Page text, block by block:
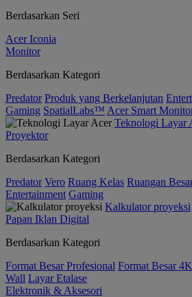
Berdasarkan Seri
Acer Iconia
Monitor
Berdasarkan Kategori
Predator Produk yang Berkelanjutan
Gaming SpatialLabs™ Acer Smart
Teknologi Layar
Proyektor
Berdasarkan Kategori
Predator Vero Ruang Kelas Ruangan
Entertainment Gaming
Kalkulator proyeksi
Papan Iklan Digital
Berdasarkan Kategori
Format Besar Profesional Format Besar 4K
Wall Layar Etalase
Elektronik & Aksesori